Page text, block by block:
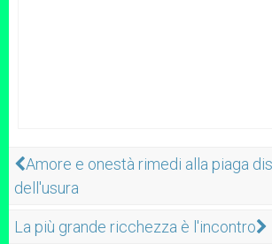
Amore e onestà rimedi alla piaga
dell'usura
La più grande ricchezza è l'incontro